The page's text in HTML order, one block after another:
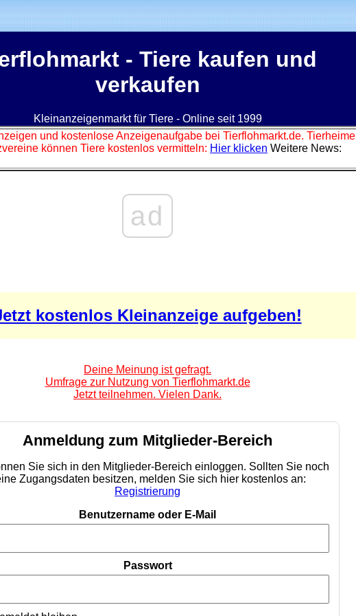
- Tiere kaufen und
verkaufen
Kleinanzeigenmarkt für Tiere - Online seit 1999
und kostenlose Anzeigenaufgabe bei Tierflohmarkt.de. Tierheime
können Tiere kostenlos vermitteln: Hier klicken Weitere News:
ad
kostenlos Kleinanzeige aufgeben!
Deine Meinung ist gefragt.
Umfrage zur Nutzung von Tierflohmarkt.de
Jetzt teilnehmen. Vielen Dank.
Anmeldung zum Mitglieder-Bereich
Sie sich in den Mitglieder-Bereich einloggen. Sollten Sie noch
Zugangsdaten besitzen, melden Sie sich hier kostenlos an:
Registrierung
Benutzername oder E-Mail
Passwort